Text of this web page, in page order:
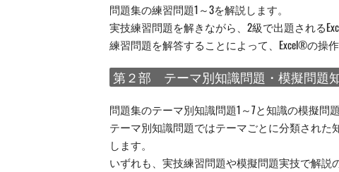
問題集の練習問題1～3を解説します。
実技練習問題を解きながら、2級で出題される
練習問題を解答することによって、Excel®の操
第２部 テーマ別知識問題・模擬問題
問題集のテーマ別知識問題1～7と知識の模擬問題
テーマ別知識問題ではテーマごとに分類され
します。
いずれも、実技練習問題や模擬問題実技で解説